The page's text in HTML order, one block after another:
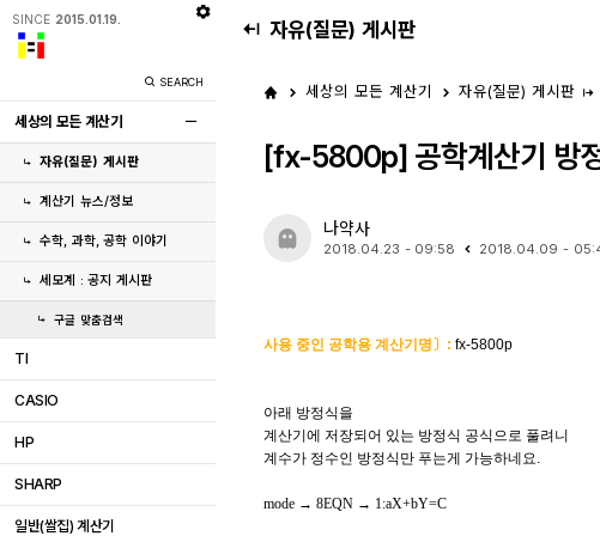
SINCE 2015.01.19.
SEARCH
세상의 모든 계산기
자유(질문) 게시판
계산기 뉴스/정보
수학, 과학, 공학 이야기
세모계 : 공지 게시판
구글 맞춤검색
TI
CASIO
HP
SHARP
일반(쌀집) 계산기
자유(질문) 게시판
세상의 모든 계산기 자유(질문) 게시판
[fx-5800p] 공학계산기 방
나약사
2018.04.23 - 09:58 2018.04.09 -
사용 중인 공학용 계산기명〕 : fx-5800p
아래 방정식을
계산기에 저장되어 있는 방정식 공식으로 풀려니
계수가 정수인 방정식만 푸는게 가능하네요.
mode → 8EQN → 1:aX+bY=C